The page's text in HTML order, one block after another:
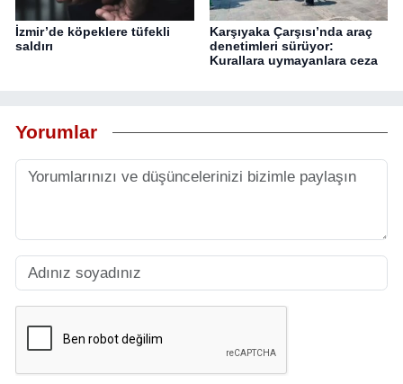
İzmir’de köpeklere tüfekli
saldırı
Karşıyaka Çarşısı’nda araç
denetimleri sürüyor:
Kurallara uymayanlara ceza
Yorumlar